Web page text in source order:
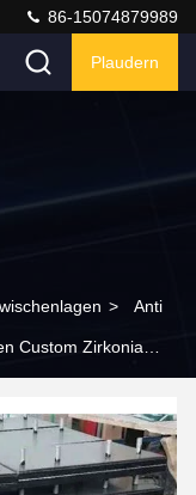
86-15074879989
Plaudern
> Anti
Custom Zirkonia